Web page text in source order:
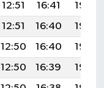
12:51 16:41
19:50
12:51 16:40
19:49
12:50 16:40
19:48
12:50 16:39
19:46